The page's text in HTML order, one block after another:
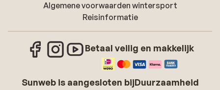
Algemene voorwaarden wintersport
Reisinformatie
Betaal veilig en makkelijk
Sunweb is aangesloten bijDuurzaamheid